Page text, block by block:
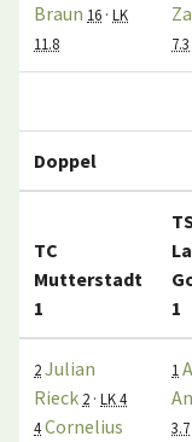
Braun 16 · LK
11.8
7.3
Doppel
TC
Mutterstadt
1
1
2Julian
Rieck 2 · LK 4
4Cornelius
1
3.7